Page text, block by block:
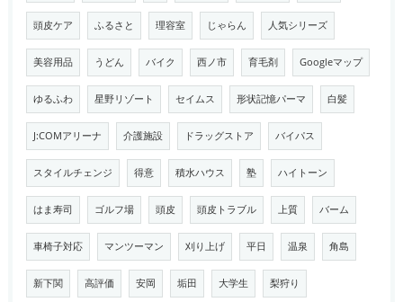
頭皮ケア ふるさと 理容室 じゃらん 人気シリーズ
美容用品 うどん バイク 西ノ市 育毛剤 Googleマップ
ゆるふわ 星野リゾート セイムス 形状記憶パーマ 白髪
J:COMアリーナ 介護施設 ドラッグストア バイパス
スタイルチェンジ 得意 積水ハウス 塾 ハイトーン
はま寿司 ゴルフ場 頭皮 頭皮トラブル 上質 バーム
車椅子対応 マンツーマン 刈り上げ 平日 温泉 角島
新下関 高評価 安岡 垢田 大学生 梨狩り